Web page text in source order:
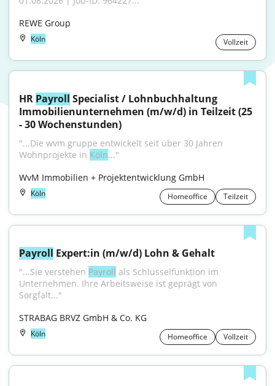
REWE Group
Köln Vollzeit
HR Payroll Specialist / Lohnbuchhaltung
Immobilienunternehmen (m/w/d) in Teilzeit (25
- 30 Wochenstunden)
"...Die wvm gruppe entwickelt seit über 30 Jahren
Wohnprojekte in Köln..."
WvM Immobilien + Projektentwicklung GmbH
Köln Homeoffice Teilzeit
Payroll Expert:in (m/w/d) Lohn & Gehalt
"...Sie verstehen Payroll als Schlüssel­funktion im
Unternehmen. Ihre Arbeitsweise ist geprägt von
Sorgfalt..."
STRABAG BRVZ GmbH & Co. KG
Köln Homeoffice Vollzeit